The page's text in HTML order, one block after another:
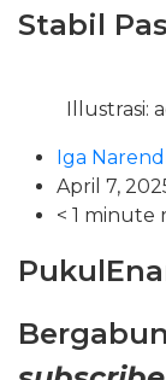
Stabil
Illustrasi:
Iga
April 7,
< 1 minute